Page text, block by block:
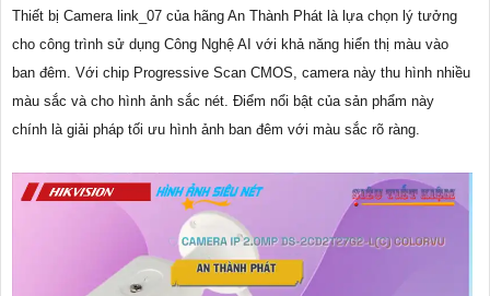
Thiết bị Camera link_07 của hãng An Thành Phát là lựa chọn lý tưởng
cho công trình sử dụng Công Nghệ AI với khả năng hiển thị màu vào
ban đêm. Với chip Progressive Scan CMOS, camera này thu hình nhiều
màu sắc và cho hình ảnh sắc nét. Điểm nổi bật của sản phẩm này
chính là giải pháp tối ưu hình ảnh ban đêm với màu sắc rõ ràng.